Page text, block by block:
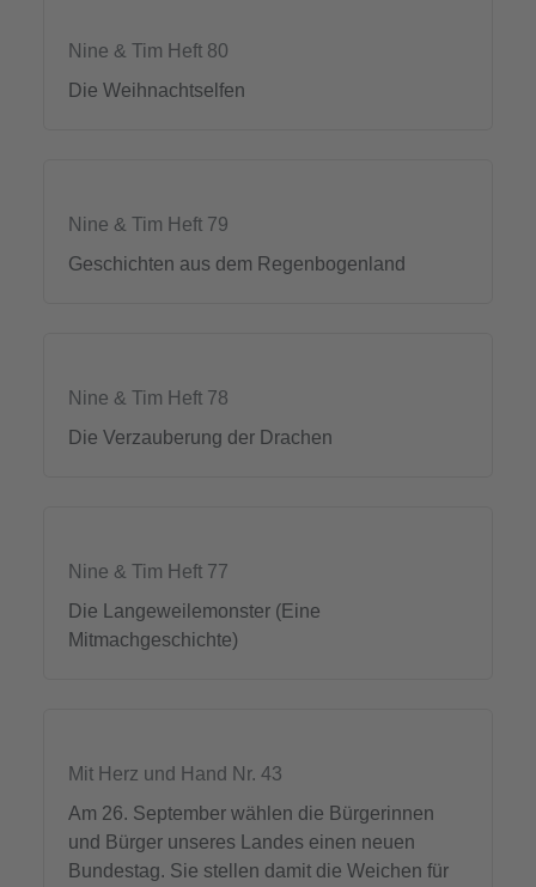
Nine & Tim Heft 80
Die Weihnachtselfen
Nine & Tim Heft 79
Geschichten aus dem Regenbogenland
Nine & Tim Heft 78
Die Verzauberung der Drachen
Nine & Tim Heft 77
Die Langeweilemonster (Eine
Mitmachgeschichte)
Mit Herz und Hand Nr. 43
Am 26. September wählen die Bürgerinnen
und Bürger unseres Landes einen neuen
Bundestag. Sie stellen damit die Weichen für